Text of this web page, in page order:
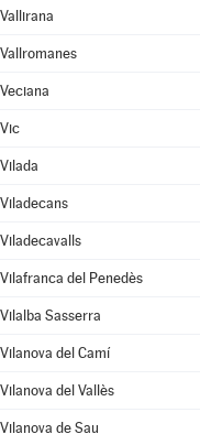
Vallirana
Vallromanes
Veciana
Vic
Vilada
Viladecans
Viladecavalls
Vilafranca del Penedès
Vilalba Sasserra
Vilanova del Camí
Vilanova del Vallès
Vilanova de Sau